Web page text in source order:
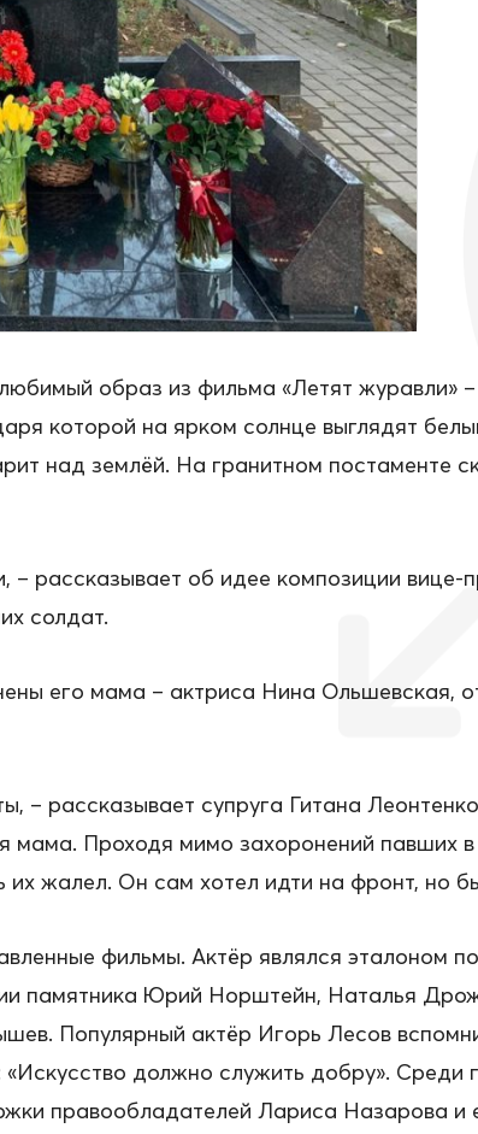
образ из фильма «Летят журавли»
которой на ярком солнце выглядят
над землёй. На гранитном постаменте
рассказывает об идее композиции вице-
солдат.
его мама – актриса Нина Ольшевская,
– рассказывает супруга Гитана
Проходя мимо захоронений павших в
жалел. Он сам хотел идти на фронт, но
фильмы. Актёр являлся эталоном
памятника Юрий Норштейн, Наталья
Популярный актёр Игорь Лесов
должно служить добру». Среди
правообладателей Лариса Назарова и